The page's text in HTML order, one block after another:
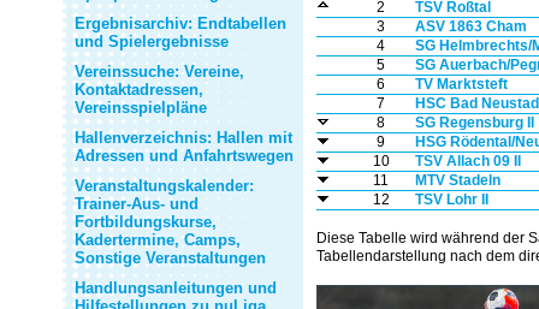
Ergebnisarchiv: Endtabellen
und Spielergebnisse
Vereinssuche: Vereine,
Kontaktadressen,
Vereinsspielpläne
Hallenverzeichnis: Hallen mit
Adressen und Anfahrtswegen
Veranstaltungskalender:
Trainer-Aus- und
Fortbildungskurse,
Kadertermine, Camps,
Sonstige Veranstaltungen
Handlungsanleitungen und
2
TSV Roßtal
3
ASV 1863 Cham
4
SG Helmbrechts/
5
SG Auerbach/
6
TV Marktsteft
7
HSC Bad
8
SG Regensburg II
9
HSG Rödental/
10
TSV Allach 09 II
11
MTV Stadeln
12
TSV Lohr II
Diese Tabelle wird während der
Tabellendarstellung nach dem